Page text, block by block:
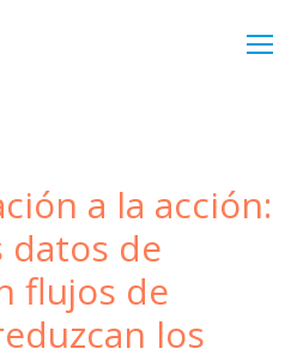
a la acción:
datos de
flujos de
los